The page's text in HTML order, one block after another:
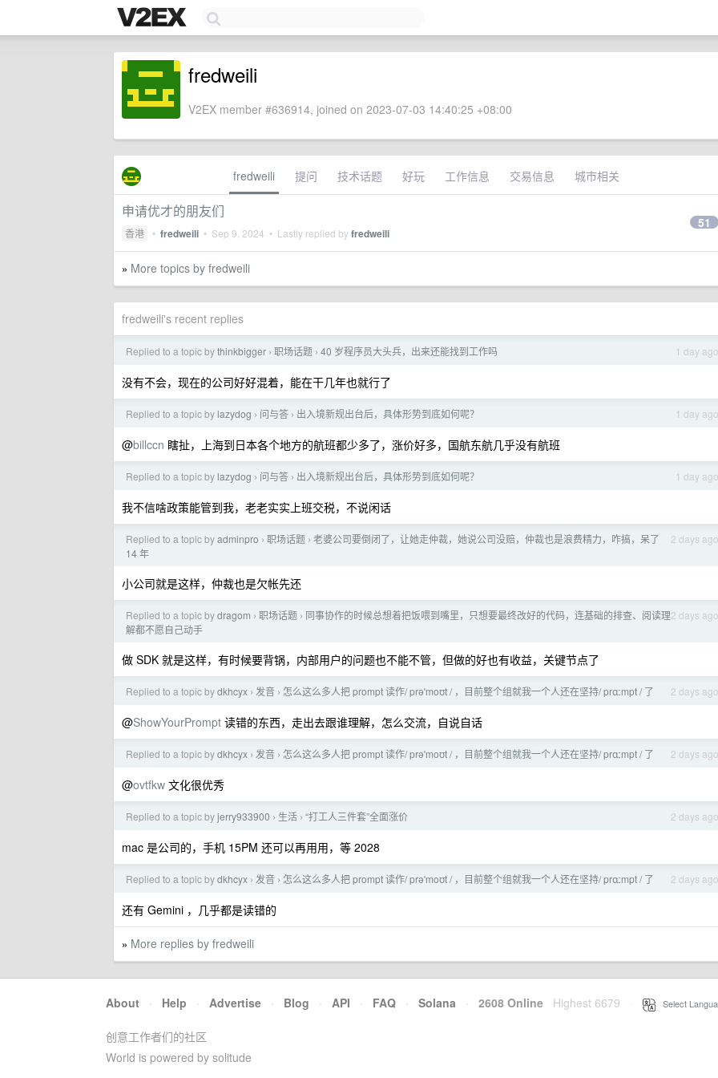
fredweili
V2EX member #636914, joined on 2023-07-03 14:40:25 +08:00
fredweili 提问 技术话题 好玩 工作信息 交易信息 城市相关
申请优才的朋友们
香港 • fredweili • Sep 9, 2024 • Lastly replied byfredweili
51
» More topics by fredweili
fredweili's recent replies
1 day ago
Replied to a topic bythinkbigger › 职场话题 › 40 岁程序员大头兵，出来还能找到工作吗
没有不会，现在的公司好好混着，能在干几年也就行了
1 day ago
Replied to a topic by lazydog › 问与答 › 出入境新规出台后，具体形势到底如何呢？
@billccn 瞎扯，上海到日本各个地方的航班都少多了，涨价好多，国航东航几乎没有航班
1 day ago
Replied to a topic by lazydog › 问与答 › 出入境新规出台后，具体形势到底如何呢？
我不信啥政策能管到我，老老实实上班交税，不说闲话
2 days ago
Replied to a topic byadminpro › 职场话题 › 老婆公司要倒闭了，让她走仲裁，她说公司没赔，仲裁也是浪费精力，咋搞，呆了
14 年
小公司就是这样，仲裁也是欠帐先还
2 days ago
Replied to a topic bydragom › 职场话题 › 同事协作的时候总想着把饭喂到嘴里，只想要最终改好的代码，连基础的排查、阅读理
解都不愿自己动手
做 SDK 就是这样，有时候要背锅，内部用户的问题也不能不管，但做的好也有收益，关键节点了
2 days ago
Replied to a topic bydkhcyx › 发音 › 怎么这么多人把 prompt 读作/ prəˈmoʊt / ，目前整个组就我一个人还在坚持/ prɑːmpt / 了
@ShowYourPrompt 读错的东西，走出去跟谁理解，怎么交流，自说自话
2 days ago
Replied to a topic bydkhcyx › 发音 › 怎么这么多人把 prompt 读作/ prəˈmoʊt / ，目前整个组就我一个人还在坚持/ prɑːmpt / 了
@ovtfkw 文化很优秀
2 days ago
Replied to a topic byjerry933900 › 生活 › “打工人三件套”全面涨价
mac 是公司的，手机 15PM 还可以再用用，等 2028
2 days ago
Replied to a topic bydkhcyx › 发音 › 怎么这么多人把 prompt 读作/ prəˈmoʊt / ，目前整个组就我一个人还在坚持/ prɑːmpt / 了
还有 Gemini ，几乎都是读错的
» More replies by fredweili
About · Help · Advertise · Blog · API · FAQ · Solana · 2608 Online Highest 6679 Select
创意工作者们的社区
World is powered by solitude